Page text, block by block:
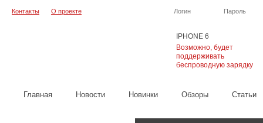
IPHONE 6
Возможно, будет
поддерживать
беспроводную зарядку
Логин Пароль
Контакты О проекте
Главная Новости Новинки Обзоры Cтатьи